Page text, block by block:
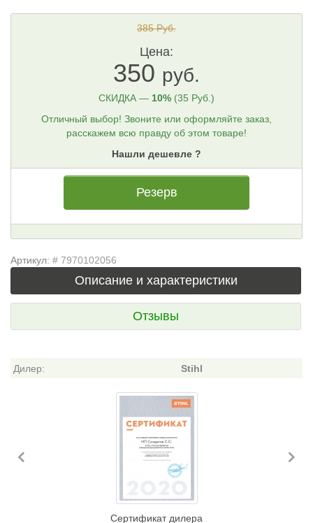
385 Руб.
Цена:
350 руб.
СКИДКА — 10% (35 Руб.)
Отличный выбор! Звоните или оформляйте заказ,
расскажем всю правду об этом товаре!
Нашли дешевле ?
Резерв
Артикул: # 7970102056
Описание и характеристики
Отзывы
Дилер: Stihl
Сертификат дилера